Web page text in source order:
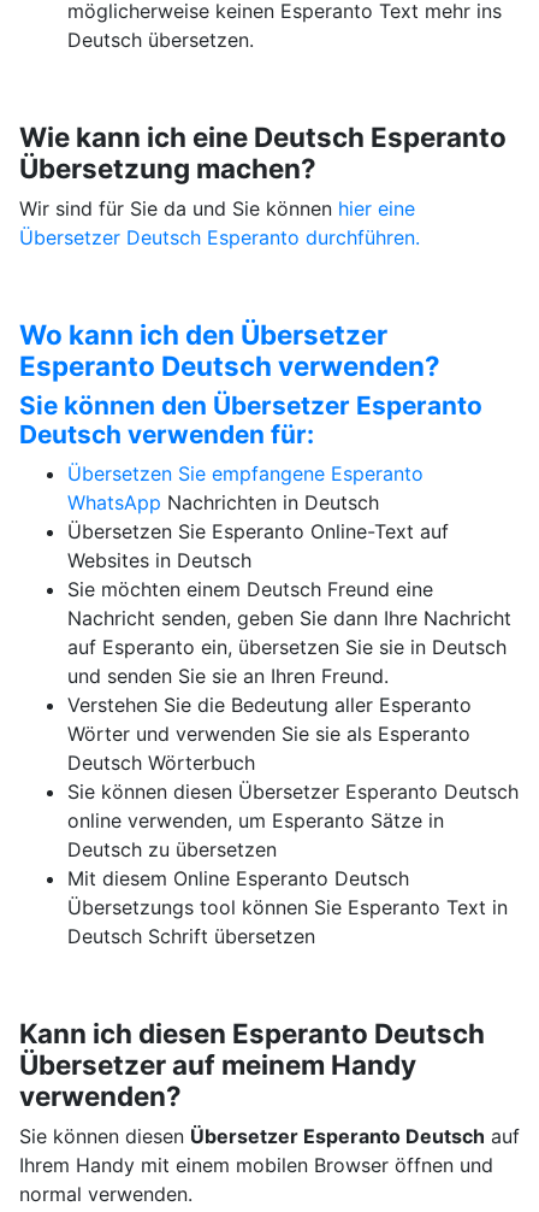
möglicherweise keinen Esperanto Text mehr ins
Deutsch übersetzen.
Wie kann ich eine Deutsch Esperanto
Übersetzung machen?
Wir sind für Sie da und Sie können hier eine
Übersetzer Deutsch Esperanto durchführen.
Wo kann ich den Übersetzer
Esperanto Deutsch verwenden?
Sie können den Übersetzer Esperanto
Deutsch verwenden für:
Übersetzen Sie empfangene Esperanto
WhatsApp Nachrichten in Deutsch
Übersetzen Sie Esperanto Online-Text auf
Websites in Deutsch
Sie möchten einem Deutsch Freund eine
Nachricht senden, geben Sie dann Ihre Nachricht
auf Esperanto ein, übersetzen Sie sie in Deutsch
und senden Sie sie an Ihren Freund.
Verstehen Sie die Bedeutung aller Esperanto
Wörter und verwenden Sie sie als Esperanto
Deutsch Wörterbuch
Sie können diesen Übersetzer Esperanto Deutsch
online verwenden, um Esperanto Sätze in
Deutsch zu übersetzen
Mit diesem Online Esperanto Deutsch
Übersetzungs tool können Sie Esperanto Text in
Deutsch Schrift übersetzen
Kann ich diesen Esperanto Deutsch
Übersetzer auf meinem Handy
verwenden?
Sie können diesen Übersetzer Esperanto Deutsch auf
Ihrem Handy mit einem mobilen Browser öffnen und
normal verwenden.